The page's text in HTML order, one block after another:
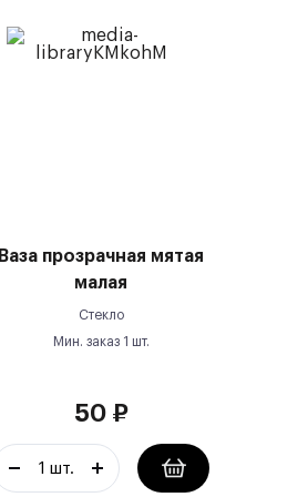
Ваза прозрачная мятая
малая
Стекло
Мин. заказ 1 шт.
50₽